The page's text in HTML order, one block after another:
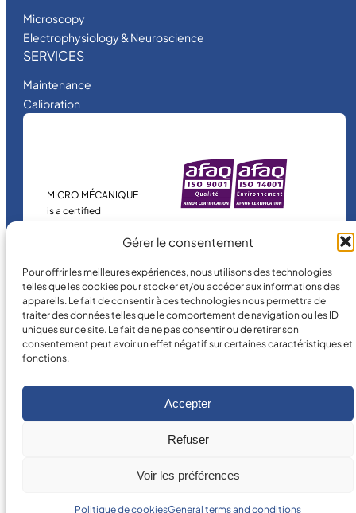
Gérer le consentement
Pour offrir les meilleures expériences, nous utilisons des technologies
telles que les cookies pour stocker et/ou accéder aux informations des
appareils. Le fait de consentir à ces technologies nous permettra de
traiter des données telles que le comportement de navigation ou les ID
uniques sur ce site. Le fait de ne pas consentir ou de retirer son
consentement peut avoir un effet négatif sur certaines caractéristiques et
fonctions.
Accepter
Refuser
Voir les préférences
Politique de cookiesGeneral terms and conditions
Microscopy
Electrophysiology & Neuroscience
SERVICES
Maintenance
Calibration
MICRO MÉCANIQUE
is a certified
Legal terms and conditions